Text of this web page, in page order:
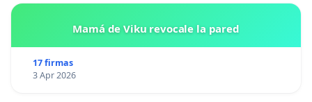
Mamá de Viku revocale la pared
17 firmas
3 Apr 2026